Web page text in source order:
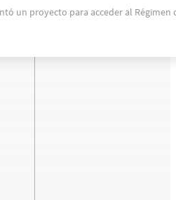
un proyecto para acceder al